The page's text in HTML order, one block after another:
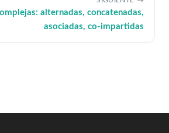
alternadas, concatenadas,
asociadas, co-impartidas